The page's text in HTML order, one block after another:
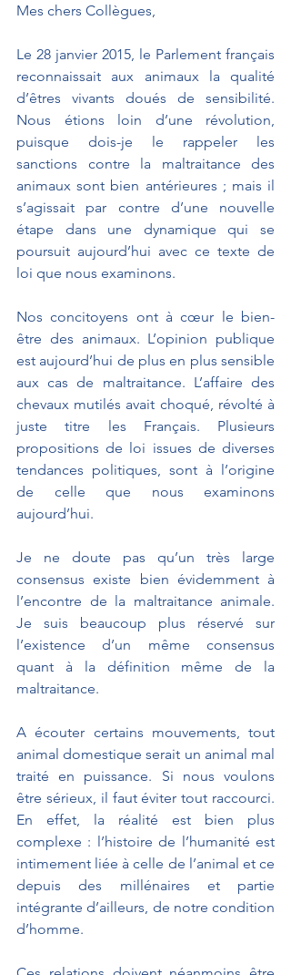
Mes chers Collègues,
Le 28 janvier 2015, le Parlement français
reconnaissait aux animaux la qualité
d’êtres vivants doués de sensibilité.
Nous étions loin d’une révolution,
puisque dois-je le rappeler les
sanctions contre la maltraitance des
animaux sont bien antérieures ; mais il
s’agissait par contre d’une nouvelle
étape dans une dynamique qui se
poursuit aujourd’hui avec ce texte de
loi que nous examinons.
Nos concitoyens ont à cœur le bien-
être des animaux. L’opinion publique
est aujourd’hui de plus en plus sensible
aux cas de maltraitance. L’affaire des
chevaux mutilés avait choqué, révolté à
juste titre les Français. Plusieurs
propositions de loi issues de diverses
tendances politiques, sont à l’origine
de celle que nous examinons
aujourd’hui.
Je ne doute pas qu’un très large
consensus existe bien évidemment à
l’encontre de la maltraitance animale.
Je suis beaucoup plus réservé sur
l’existence d’un même consensus
quant à la définition même de la
maltraitance.
A écouter certains mouvements, tout
animal domestique serait un animal mal
traité en puissance. Si nous voulons
être sérieux, il faut éviter tout raccourci.
En effet, la réalité est bien plus
complexe : l’histoire de l’humanité est
intimement liée à celle de l’animal et ce
depuis des millénaires et partie
intégrante d’ailleurs, de notre condition
d’homme.